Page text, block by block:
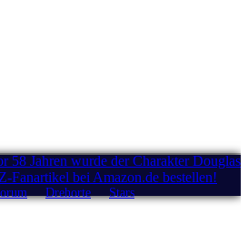
58 Jahren wurde der Charakter Douglas
Fanartikel bei Amazon.de bestellen!
Drehorte Stars